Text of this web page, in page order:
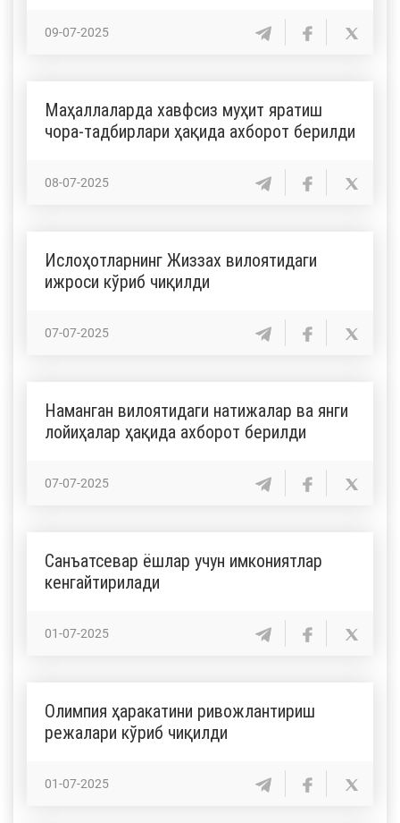
09-07-2025
Маҳаллаларда хавфсиз муҳит яратиш
чора-тадбирлари ҳақида ахборот берилди
08-07-2025
Ислоҳотларнинг Жиззах вилоятидаги
ижроси кўриб чиқилди
07-07-2025
Наманган вилоятидаги натижалар ва янги
лойиҳалар ҳақида ахборот берилди
07-07-2025
Санъатсевар ёшлар учун имкониятлар
кенгайтирилади
01-07-2025
Олимпия ҳаракатини ривожлантириш
режалари кўриб чиқилди
01-07-2025